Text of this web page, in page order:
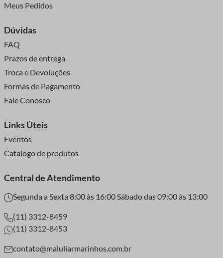
Meus Pedidos
Dúvidas
FAQ
Prazos de entrega
Troca e Devoluções
Formas de Pagamento
Fale Conosco
Links Úteis
Eventos
Catalogo de produtos
Central de Atendimento
Segunda a Sexta 8:00 às 16:00 Sábado das 09:00 às 13:00
(11) 3312-8459
(11) 3312-8453
contato@maluliarmarinhos.com.br